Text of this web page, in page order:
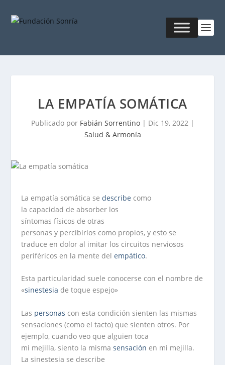
LA EMPATÍA SOMÁTICA
Publicado por Fabián Sorrentino| Dic 19, 2022|
Salud & Armonía
La empatía somática sedescribe como
la capacidad de absorber los
síntomas físicos de otras
personas y percibirlos como propios, y esto se
traduce en dolor al imitar los circuitos nerviosos
periféricos en la mente delempático.
Esta particularidad suele conocerse con el nombre de
«sinestesia de toque espejo»
Las personas con esta condición sienten las mismas
sensaciones (como el tacto) que sienten otros. Por
ejemplo, cuando veo que alguien toca
mi mejilla, siento la mismasensación en mi mejilla.
La sinestesia se describe